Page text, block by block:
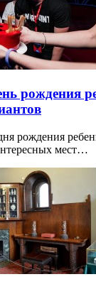
рождения
рождения
мест…